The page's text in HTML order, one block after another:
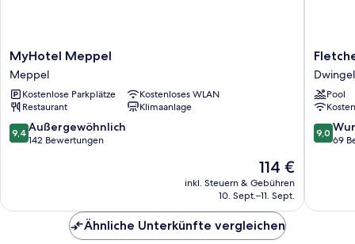
MyHotel
Meppel
Meppel
MyHotel Meppel
Meppel
Kostenlose Parkplätze
Kostenloses WLAN
Restaurant
Klimaanlage
9.4
von
9,4 Außergewöhnlich
142 Bewertungen
Der
Preis
beträgt
114 €
inkl. Steuern & Gebühren
10. Sept.–11. Sept.
Fletcher
De
Borken
Pool
9.0
von
9,0
69
Ähnliche Unterkünfte vergleichen